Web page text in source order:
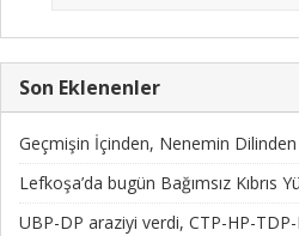
Son Eklenenler
Geçmişin İçinden, Nenemin Dilinden
Lefkoşa’da bugün Bağımsız Kıbrıs
UBP-DP araziyi verdi, CTP-HP-